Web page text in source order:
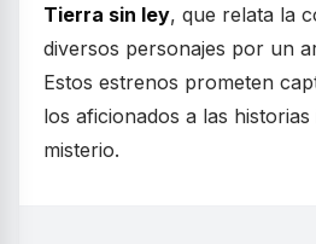
Tierra sin ley, que relata la
diversos personajes por un
Estos estrenos prometen
los aficionados a las historias
misterio.